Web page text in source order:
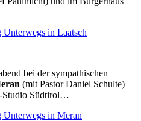
in Laatsch
bei der sympathischen
(mit Pastor Daniel Schulte) –
Studio Südtirol…
Unterwegs in Meran